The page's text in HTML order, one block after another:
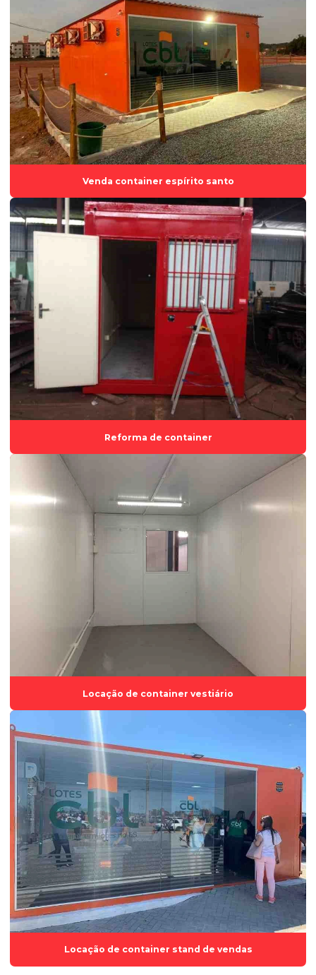
Container modular
Container modular preço
Container stand de vendas preço
Empresa de aluguel de estruturas modulares
Empresa de aluguel módulos habitacionais
Empresa de aluguel e venda de containers
Empresa de construção modular
Empresa de locação de containers
Empresa de módulo habitacional
Empresa de venda de containers
Escritórios modulares
Fabrica de container
Fábrica de container espírito santo
Fábrica de estruturas modulares
Fábrica de módulos habitacionais
Fábrica de tiny houses
Fabricação de container
Fabricante de casas modulares
Fornecedor de módulos habitacionais
Indústria de containers
Locação de container
Locação de container para almoxarifado
Locação de container espírito santo
Locação de container habitacional
Locação de container preço
Locação de container stand de vendas
Locação de container vestiário
Locação de estruturas modulares
Locação de módulo habitacional
Locação de módulo habitável
Locação de módulos habitacionais em vila velha
Locar container
Módulo para escritórios
Módulo habitacional
Módulo habitacional para alugar
Módulo habitável
Venda container espírito santo
Reforma de container
Locação de container vestiário
Locação de container stand de vendas